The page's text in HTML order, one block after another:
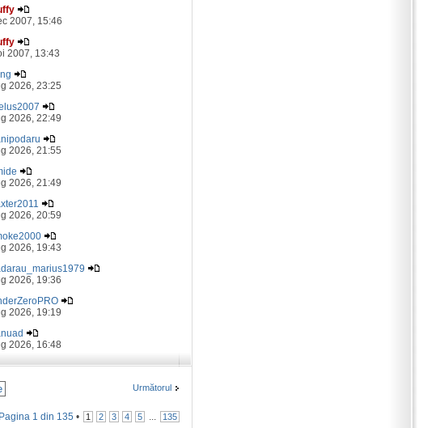
2007, 15:46
2007, 13:43
2026, 23:25
2026, 22:49
2026, 21:55
2026, 21:49
2026, 20:59
2026, 19:43
2026, 19:36
2026, 19:19
2026, 16:48
Următorul
Pagina 1 din 135 • 1 2 3 4 5 ... 135